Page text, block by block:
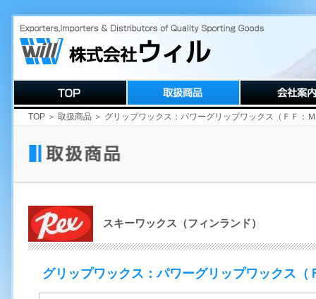
TOP ＞ 取扱商品 ＞ グリップワックス：パワーグリップワックス（ＦＦ
スキーワックス（フィンランド）
グリップワックス：パワーグリップワックス